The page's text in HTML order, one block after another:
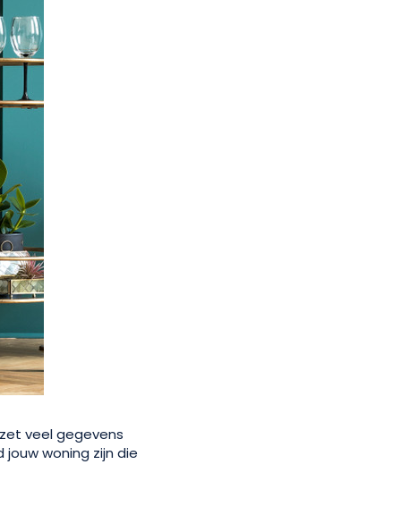
veel gegevens
woning zijn die